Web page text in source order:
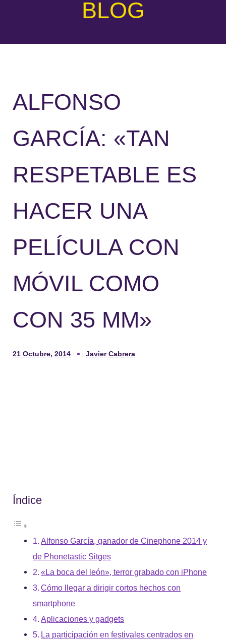
BLOG
ALFONSO
GARCÍA: «TAN
RESPETABLE ES
HACER UNA
PELÍCULA CON
MÓVIL COMO
CON 35 MM»
21 Octubre, 2014 Javier Cabrera
Índice
Alfonso García, ganador de Cinephone 2014 y
de Phonetastic Sitges
«La boca del león», terror grabado con iPhone
Cómo llegar a dirigir cortos hechos con
smartphone
Aplicaciones y gadgets
La participación en festivales centrados en